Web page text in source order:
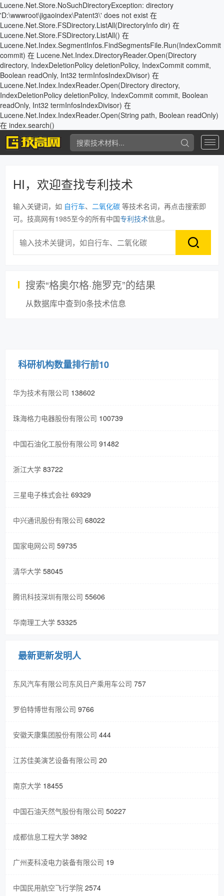
Lucene.Net.Store.NoSuchDirectoryException: directory
'D:\wwwroot\jigaoindex\Patent3\' does not exist 在
Lucene.Net.Store.FSDirectory.ListAll(DirectoryInfo dir) 在
Lucene.Net.Store.FSDirectory.ListAll() 在
Lucene.Net.Index.SegmentInfos.FindSegmentsFile.Run(IndexCommit
commit) 在 Lucene.Net.Index.DirectoryReader.Open(Directory
directory, IndexDeletionPolicy deletionPolicy, IndexCommit commit,
Boolean readOnly, Int32 termInfosIndexDivisor) 在
Lucene.Net.Index.IndexReader.Open(Directory directory,
IndexDeletionPolicy deletionPolicy, IndexCommit commit, Boolean
readOnly, Int32 termInfosIndexDivisor) 在
Lucene.Net.Index.IndexReader.Open(String path, Boolean readOnly)
在 index.search()
专
利
HI，欢迎查找专利技术
输入关键词，如 自行车、 二氧化碳 等技术名词，再点击搜索即
可。技高网有1985至今的所有中国专利技术信息。
搜索“格奥尔格·施罗克”的结果
从数据库中查到0条技术信息
科研机构数量排行前10
华为技术有限公司 138602
珠海格力电器股份有限公司 100739
中国石油化工股份有限公司 91482
浙江大学 83722
三星电子株式会社 69329
中兴通讯股份有限公司 68022
国家电网公司 59735
清华大学 58045
腾讯科技深圳有限公司 55606
华南理工大学 53325
最新更新发明人
东风汽车有限公司东风日产乘用车公司 757
罗伯特博世有限公司 9766
安徽天康集团股份有限公司 444
江苏佳美演艺设备有限公司 20
南京大学 18455
中国石油天然气股份有限公司 50227
成都信息工程大学 3892
广州麦科凌电力装备有限公司 19
中国民用航空飞行学院 2574